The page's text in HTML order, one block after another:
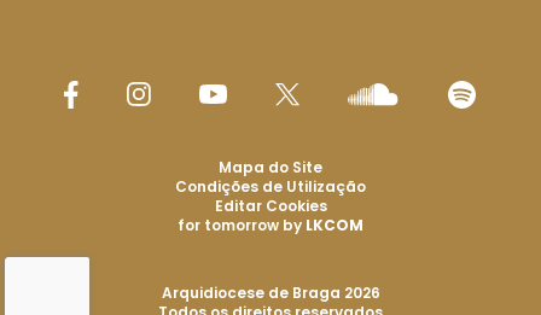
Arquidiocese de Braga 2026
Mapa do Site
Condições de Utilização
Editar Cookies
for tomorrow by LKCOM